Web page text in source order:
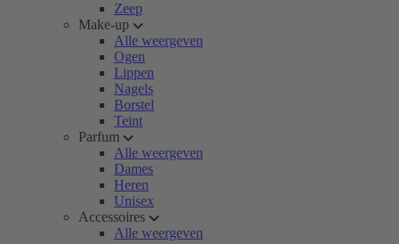
Zeep
Make-up
Alle weergeven
Ogen
Lippen
Nagels
Borstel
Teint
Parfum
Alle weergeven
Dames
Heren
Unisex
Accessoires
Alle weergeven